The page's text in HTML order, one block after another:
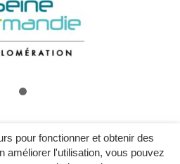
pour fonctionner et obtenir des
améliorer l'utilisation, vous pouvez